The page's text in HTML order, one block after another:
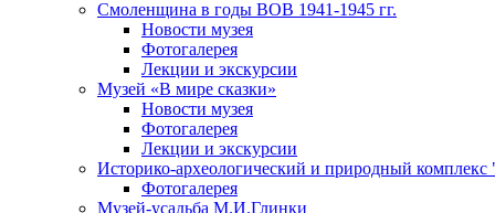
Смоленщина в годы ВОВ 1941-1945 гг.
Новости музея
Фотогалерея
Лекции и экскурсии
Музей «В мире сказки»
Новости музея
Фотогалерея
Лекции и экскурсии
Историко-археологический и природный комплекс
Фотогалерея
Музей-усадьба М.И.Глинки